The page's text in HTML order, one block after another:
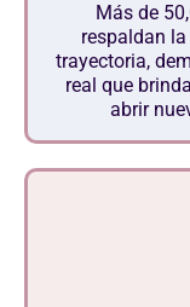
Más de
respaldan
trayectoria,
real que
abrir